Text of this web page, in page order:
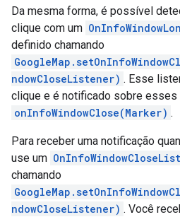
Da mesma forma, é possível
clique com um
definido chamando
ndowCloseListener) . Esse
clique e é notificado sobre
onInfoWindowClose(Marker) .
Para receber uma notificação
use um
chamando
ndowCloseListener) . Você